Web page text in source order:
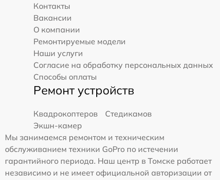
Контакты
Вакансии
О компании
Ремонтируемые модели
Наши услуги
Согласие на обработку персональных данных
Способы оплаты
Ремонт устройств
Квадрокоптеров
Стедикамов
Экшн-камер
Мы занимаемся ремонтом и техническим
обслуживанием техники GoPro по истечении
гарантийного периода. Наш центр в Томске работает
независимо и не имеет официальной авторизации от